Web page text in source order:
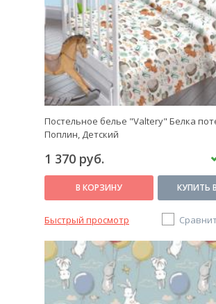
Постельное белье "Valtery" Белка
Поплин, Детский
1 370 руб.
В КОРЗИНУ КУПИТЬ
Быстрый просмотр